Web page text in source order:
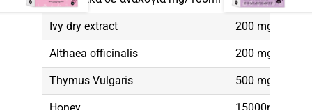
Ivy dry extract 200 mg
Althaea officinalis 200 mg
Thymus Vulgaris 500 mg